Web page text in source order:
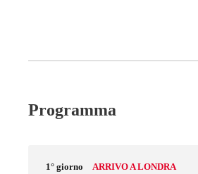
Programma
1° giorno ARRIVO A LONDRA